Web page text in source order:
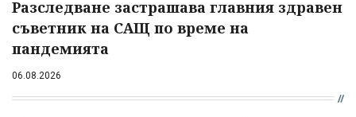
Разследване застрашава главния здравен
съветник на САЩ по време на
пандемията
06.08.2026